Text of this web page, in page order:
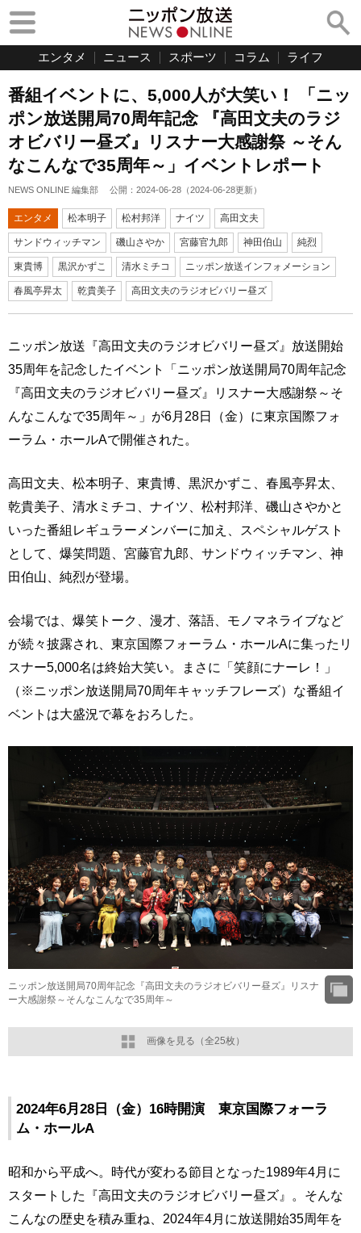
エンタメ ニュース スポーツ コラム ライフ
番組イベントに、5,000人が大笑い！ 「ニッ
ポン放送開局70周年記念 『高田文夫のラジ
オビバリー昼ズ』リスナー大感謝祭 ～そん
なこんなで35周年～」イベントレポート
NEWS ONLINE 編集部 公開： 2024-06-28 （2024-06-28更新）
エンタメ 松本明子 松村邦洋 ナイツ 高田文夫
サンドウィッチマン 磯山さやか 宮藤官九郎 神田伯山 純烈
東貴博 黒沢かずこ 清水ミチコ ニッポン放送インフォメーション
春風亭昇太 乾貴美子 高田文夫のラジオビバリー昼ズ
ニッポン放送『高田文夫のラジオビバリー昼ズ』放送開始
35周年を記念したイベント「ニッポン放送開局70周年記念
『高田文夫のラジオビバリー昼ズ』リスナー大感謝祭～そ
んなこんなで35周年～」が6月28日（金）に東京国際フォ
ーラム・ホールAで開催された。
高田文夫、松本明子、東貴博、黒沢かずこ、春風亭昇太、
乾貴美子、清水ミチコ、ナイツ、松村邦洋、磯山さやかと
いった番組レギュラーメンバーに加え、スペシャルゲスト
として、爆笑問題、宮藤官九郎、サンドウィッチマン、神
田伯山、純烈が登場。
会場では、爆笑トーク、漫才、落語、モノマネライブなど
が続々披露され、東京国際フォーラム・ホールAに集ったリ
スナー5,000名は終始大笑い。まさに「笑顔にナーレ！」
（※ニッポン放送開局70周年キャッチフレーズ）な番組イ
ベントは大盛況で幕をおろした。
画像を見る（全25枚）
ニッポン放送開局70周年記念『高田文夫のラジオビバリー昼ズ』リスナ
ー大感謝祭～そんなこんなで35周年～
2024年6月28日（金）16時開演 東京国際フォーラ
ム・ホールA
昭和から平成へ。時代が変わる節目となった1989年4月に
スタートした『高田文夫のラジオビバリー昼ズ』。そんな
こんなの歴史を積み重ね、2024年4月に放送開始35周年を